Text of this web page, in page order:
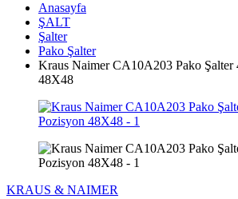
Anasayfa
ŞALT
Şalter
Pako Şalter
Kraus Naimer CA10A203 Pako Şalter
48X48
KRAUS & NAIMER